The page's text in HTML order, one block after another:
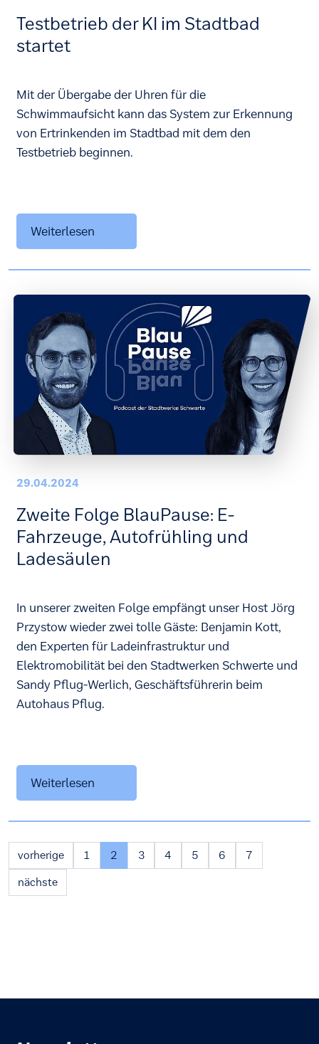
Testbetrieb der KI im Stadtbad
startet
Mit der Übergabe der Uhren für die
Schwimmaufsicht kann das System zur Erkennung
von Ertrinkenden im Stadtbad mit dem den
Testbetrieb beginnen.
Weiterlesen
29.04.2024
Zweite Folge BlauPause: E-
Fahrzeuge, Autofrühling und
Ladesäulen
In unserer zweiten Folge empfängt unser Host Jörg
Przystow wieder zwei tolle Gäste: Benjamin Kott,
den Experten für Ladeinfrastruktur und
Elektromobilität bei den Stadtwerken Schwerte und
Sandy Pflug-Werlich, Geschäftsführerin beim
Autohaus Pflug.
Weiterlesen
vorherige 1 2 3 4 5 6
7
nächste